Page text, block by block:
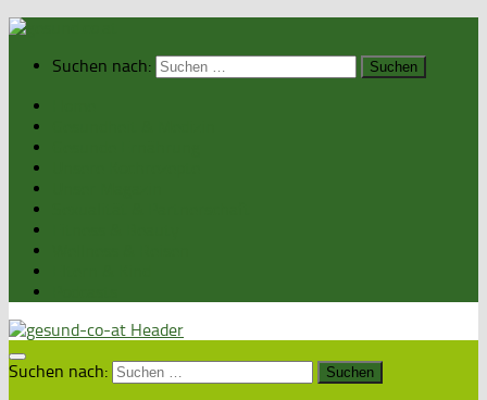
Suchen nach:
Suchen nach: